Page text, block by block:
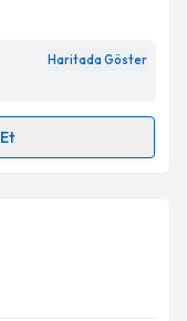
belirtilen
Haritada Göster
talebi
almanız için bir